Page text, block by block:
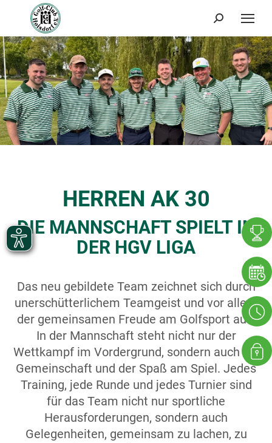
Search:
HERREN AK 30
DIE MANNSCHAFT SPIELT IN
DER HGV LIGA
Das neu gebildete Team zeichnet sich durch
unerschütterlichem Teamgeist und vor allem
der gemeinsamen Freude am Golfsport aus.
In der Mannschaft steht nicht nur der
Wettkampf im Vordergrund, sondern auch die
Gemeinschaft und der Spaß am Spiel. Jedes
Training, jede Runde und jedes Turnier sind
für das Team nicht nur sportliche
Herausforderungen, sondern auch
Gelegenheiten, gemeinsam zu lachen, zu